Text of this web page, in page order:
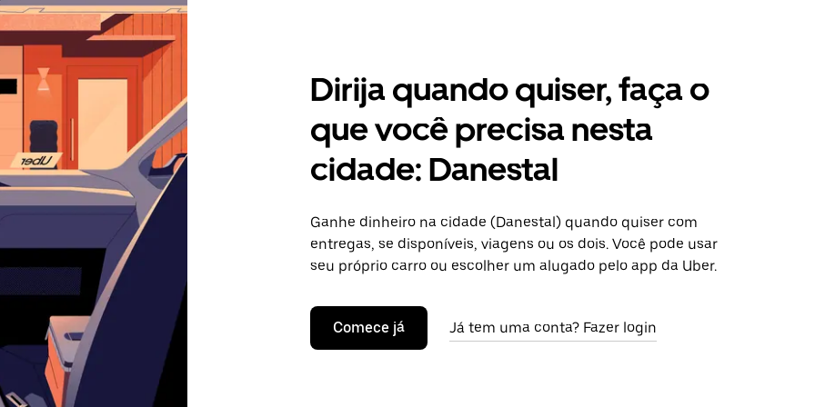
Dirija quando quiser, faça o
que você precisa nesta
cidade: Danestal
Ganhe dinheiro na cidade (Danestal) quando quiser com
entregas, se disponíveis, viagens ou os dois. Você pode usar
seu próprio carro ou escolher um alugado pelo app da Uber.
Comece já Já tem uma conta? Fazer login